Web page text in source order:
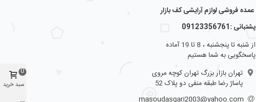
عمده فروشی لوازم آرایشی کف بازار
پشتبانی :09123356761
از شنبه تا پنجشنبه ، 8 تا 19 آماده
پاسخگویی به شما هستیم
تهران بازار بزرگ تهران کوچه مروی
پاساژ رضا طبقه منفی دو پلاک 52
masoudasgari2003@yahoo.com
سبد خرید
0